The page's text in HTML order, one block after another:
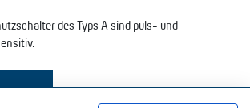
des Typs A sind puls- und